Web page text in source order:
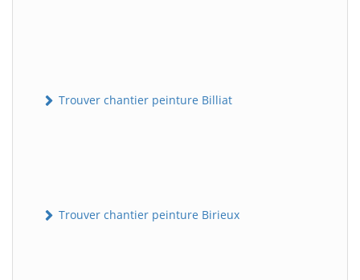
Trouver chantier peinture Billiat
Trouver chantier peinture Birieux